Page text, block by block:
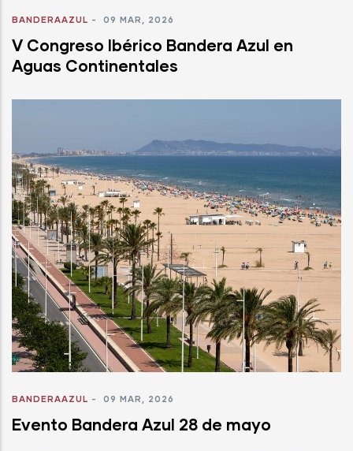
BANDERAAZUL - 09 MAR, 2026
V Congreso Ibérico Bandera Azul en
Aguas Continentales
BANDERAAZUL - 09 MAR, 2026
Evento Bandera Azul 28 de mayo